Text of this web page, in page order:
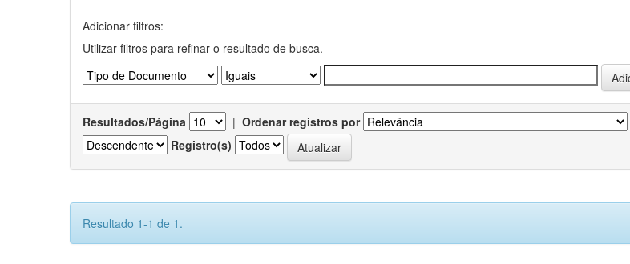
Adicionar filtros:
Utilizar filtros para refinar o resultado de busca.
Resultados/Página | Ordenar registros por
Registro(s)
Resultado 1-1 de 1.